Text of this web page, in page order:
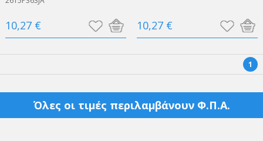
10,27 € 10,27 €
1
Όλες οι τιμές περιλαμβάνουν Φ.Π.Α.